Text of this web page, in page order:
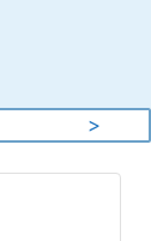
>